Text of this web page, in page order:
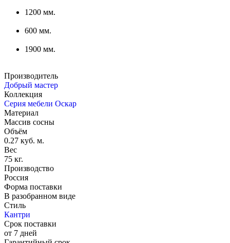
1200 мм.
600 мм.
1900 мм.
Производитель
Добрый мастер
Коллекция
Серия мебели Оскар
Материал
Массив сосны
Объём
0.27 куб. м.
Вес
75 кг.
Производство
Россия
Форма поставки
В разобранном виде
Стиль
Кантри
Срок поставки
от 7 дней